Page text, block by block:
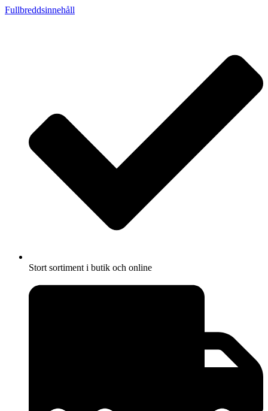
Fullbreddsinnehåll
Stort sortiment i butik och online